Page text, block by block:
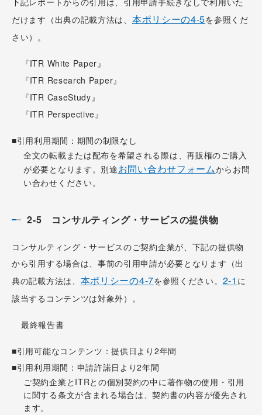
だけます（出典の記載方法は、 本ポリシーの4-5を参照くだ
さい）。
『ITR White Paper』
『ITR Research Paper』
『ITR CaseStudy』
『ITR Perspective』
■引用利用期間：期間の制限なし
全文の転載または配布を希望される際は、再販権のご購入
が必要となります。別途お問い合わせフォームからお問
い合わせください。
2-5 コンサルティング・サービスの提供物
コンサルティング・サービスのご契約企業が、下記の提供物
から引用する場合は、事前の引用申請が必要となります（出
典の記載方法は、 本ポリシーの4-7を参照ください。 2-1 に
該当するコンテンツは対象外）。
最終報告書
■引用可能なコンテンツ：提供日より2年間
■引用利用期間：申請許諾日より2年間
ご契約企業とITRとの個別契約の中に著作物の使用・引用
に関する条文が含まれる場合は、契約書の内容が優先され
ます。